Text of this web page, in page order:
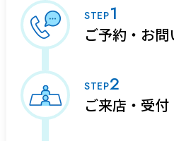
STEP1
ご予約・お
STEP2
ご来店・受付